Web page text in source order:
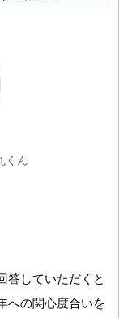
くん
答していただくと
への関心度合いを